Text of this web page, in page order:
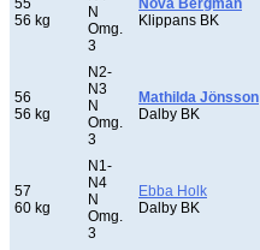
55
56 kg
N
Omg.
3
Nova Bergman
Klippans BK
56
56 kg
N2-
N3
N
Omg.
3
Mathilda Jönsson
Dalby BK
57
60 kg
N1-
N4
N
Omg.
3
Ebba Holk
Dalby BK